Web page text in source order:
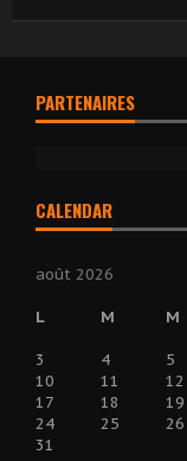
PARTENAIRES
CALENDAR
août 2026
L M M
3
4 5
10
11 12
17
18 19
24
25 26
31